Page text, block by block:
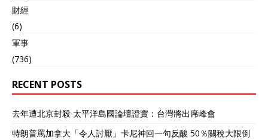
財經
(6)
軍事
(736)
RECENT POSTS
去年遭北京封殺 太平洋島國論壇證實：台灣將出席峰會
特朗普罵加拿大「令人討厭」卡尼神回一句反酸 50％關稅大限倒